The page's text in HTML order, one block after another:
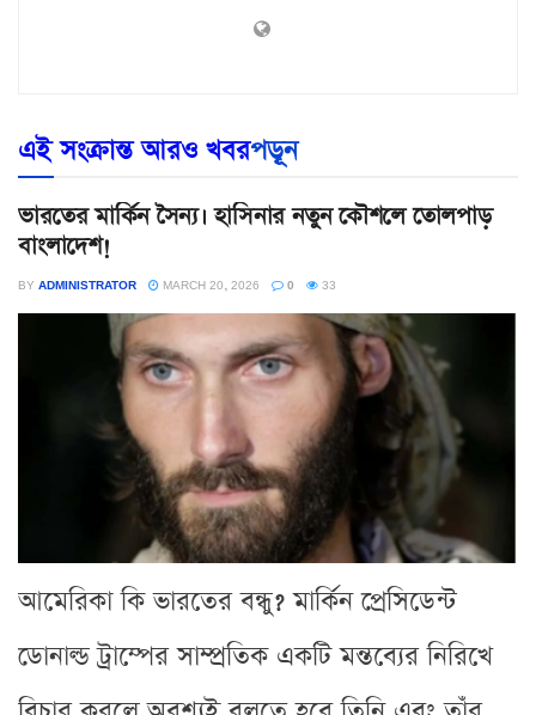
এই সংক্রান্ত আরও খবরপড়ূন
ভারতের মার্কিন সৈন্য। হাসিনার নতুন কৌশলে তোলপাড়
বাংলাদেশ!
BY ADMINISTRATOR MARCH 20, 2026 0 33
আমেরিকা কি ভারতের বন্ধু? মার্কিন প্রেসিডেন্ট
ডোনাল্ড ট্রাম্পের সাম্প্রতিক একটি মন্তব্যের নিরিখে